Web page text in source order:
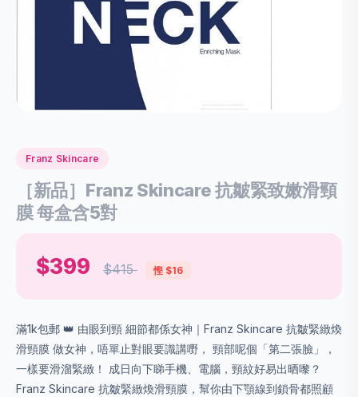
Franz Skincare
［新品］Franz Skincare 抗皺緊致嫩滑頸
膜 每盒含5對
$399 $415 慳 $16
滿1k包郵 👑 由眼到頸 細節都係女神｜Franz Skincare 抗皺緊緻煥
滑頸膜 做女神，唔單止對眼要識講嘢， 頸部呢個「第二張臉」，
一樣要滑溜緊緻！ 成日向下睇手機、電腦，頸紋好易出晒嚟？
Franz Skincare 抗皺緊緻煥滑頸膜，幫你由下顎線到鎖骨都照顧